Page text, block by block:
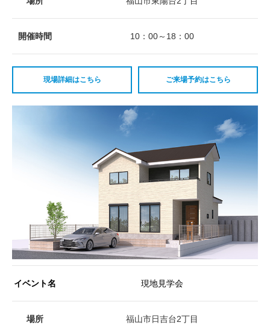
開催時間 10：00～18：00
現場詳細はこちら ご来場予約はこちら
イベント名 現地見学会
場所 福山市日吉台2丁目